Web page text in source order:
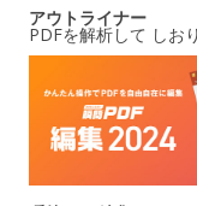
アウトライナー
PDFを解析して しお